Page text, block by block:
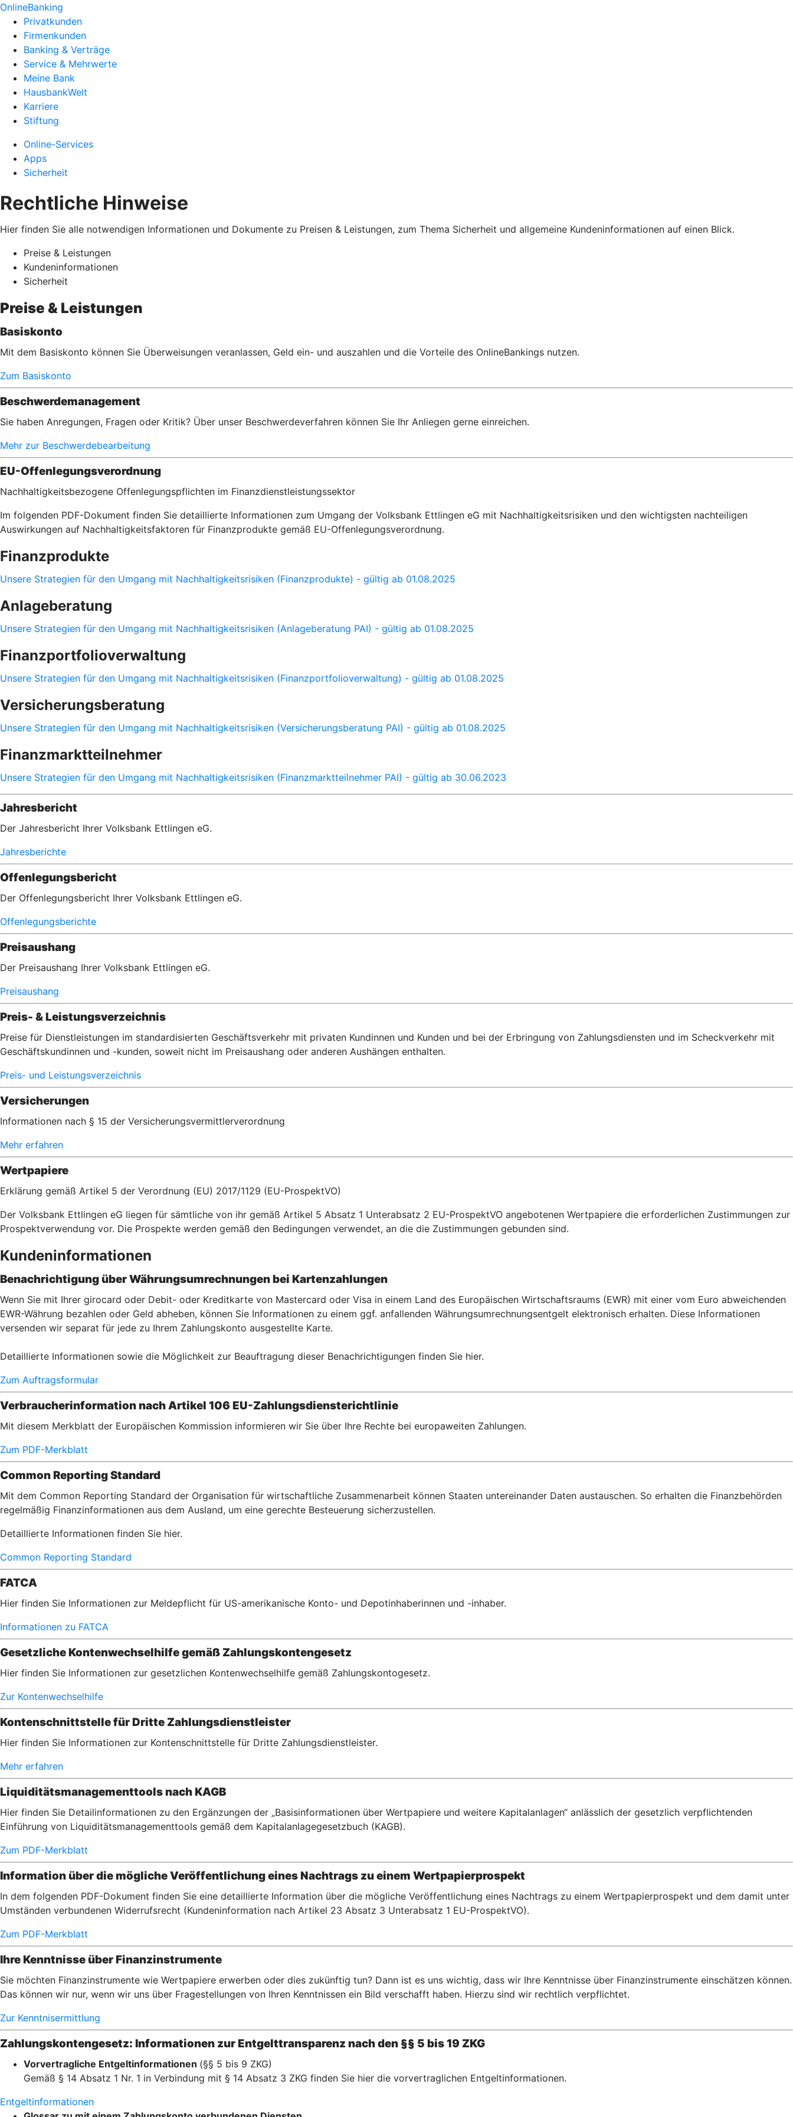
OnlineBanking
Privatkunden
Firmenkunden
Banking & Verträge
Service & Mehrwerte
Meine Bank
HausbankWelt
Karriere
Stiftung
Online-Services
Apps
Sicherheit
Rechtliche Hinweise
Hier finden Sie alle notwendigen Informationen und Dokumente zu Preisen & Leistungen, zum Thema Sicherheit und allgemeine Kundeninformationen auf einen Blick.
Preise & Leistungen
Kundeninformationen
Sicherheit
Preise & Leistungen
Basiskonto
Mit dem Basiskonto können Sie Überweisungen veranlassen, Geld ein- und auszahlen und die Vorteile des OnlineBankings nutzen.
Zum Basiskonto
Beschwerdemanagement
Sie haben Anregungen, Fragen oder Kritik? Über unser Beschwerdeverfahren können Sie Ihr Anliegen gerne einreichen.
Mehr zur Beschwerdebearbeitung
EU-Offenlegungsverordnung
Nachhaltigkeitsbezogene Offenlegungspflichten im Finanzdienstleistungssektor
Im folgenden PDF-Dokument finden Sie detaillierte Informationen zum Umgang der Volksbank Ettlingen eG mit Nachhaltigkeitsrisiken und den wichtigsten nachteiligen
Auswirkungen auf Nachhaltigkeitsfaktoren für Finanzprodukte gemäß EU-Offenlegungsverordnung.
Finanzprodukte
Unsere Strategien für den Umgang mit Nachhaltigkeitsrisiken (Finanzprodukte) - gültig ab 01.08.2025
Anlageberatung
Unsere Strategien für den Umgang mit Nachhaltigkeitsrisiken (Anlageberatung PAI) - gültig ab 01.08.2025
Finanzportfolioverwaltung
Unsere Strategien für den Umgang mit Nachhaltigkeitsrisiken (Finanzportfolioverwaltung) - gültig ab 01.08.2025
Versicherungsberatung
Unsere Strategien für den Umgang mit Nachhaltigkeitsrisiken (Versicherungsberatung PAI) - gültig ab 01.08.2025
Finanzmarktteilnehmer
Unsere Strategien für den Umgang mit Nachhaltigkeitsrisiken (Finanzmarktteilnehmer PAI) - gültig ab 30.06.2023
Jahresbericht
Der Jahresbericht Ihrer Volksbank Ettlingen eG.
Jahresberichte
Offenlegungsbericht
Der Offenlegungsbericht Ihrer Volksbank Ettlingen eG.
Offenlegungsberichte
Preisaushang
Der Preisaushang Ihrer Volksbank Ettlingen eG.
Preisaushang
Preis- & Leistungsverzeichnis
Preise für Dienstleistungen im standardisierten Geschäftsverkehr mit privaten Kundinnen und Kunden und bei der Erbringung von Zahlungsdiensten und im Scheckverkehr mit
Geschäftskundinnen und -kunden, soweit nicht im Preisaushang oder anderen Aushängen enthalten.
Preis- und Leistungsverzeichnis
Versicherungen
Informationen nach § 15 der Versicherungsvermittlerverordnung
Mehr erfahren
Wertpapiere
Erklärung gemäß Artikel 5 der Verordnung (EU) 2017/1129 (EU-ProspektVO)
Der Volksbank Ettlingen eG liegen für sämtliche von ihr gemäß Artikel 5 Absatz 1 Unterabsatz 2 EU-ProspektVO angebotenen Wertpapiere die erforderlichen Zustimmungen zur
Prospektverwendung vor. Die Prospekte werden gemäß den Bedingungen verwendet, an die die Zustimmungen gebunden sind.
Kundeninformationen
Benachrichtigung über Währungsumrechnungen bei Kartenzahlungen
Wenn Sie mit Ihrer girocard oder Debit- oder Kreditkarte von Mastercard oder Visa in einem Land des Europäischen Wirtschaftsraums (EWR) mit einer vom Euro abweichenden
EWR-Währung bezahlen oder Geld abheben, können Sie Informationen zu einem ggf. anfallenden Währungsumrechnungsentgelt elektronisch erhalten. Diese Informationen
versenden wir separat für jede zu Ihrem Zahlungskonto ausgestellte Karte.
Detaillierte Informationen sowie die Möglichkeit zur Beauftragung dieser Benachrichtigungen finden Sie hier.
Zum Auftragsformular
Verbraucherinformation nach Artikel 106 EU-Zahlungsdiensterichtlinie
Mit diesem Merkblatt der Europäischen Kommission informieren wir Sie über Ihre Rechte bei europaweiten Zahlungen.
Zum PDF-Merkblatt
Common Reporting Standard
Mit dem Common Reporting Standard der Organisation für wirtschaftliche Zusammenarbeit können Staaten untereinander Daten austauschen. So erhalten die Finanzbehörden
regelmäßig Finanzinformationen aus dem Ausland, um eine gerechte Besteuerung sicherzustellen.
Detaillierte Informationen finden Sie hier.
Common Reporting Standard
FATCA
Hier finden Sie Informationen zur Meldepflicht für US-amerikanische Konto- und Depotinhaberinnen und -inhaber.
Informationen zu FATCA
Gesetzliche Kontenwechselhilfe gemäß Zahlungskontengesetz
Hier finden Sie Informationen zur gesetzlichen Kontenwechselhilfe gemäß Zahlungskontogesetz.
Zur Kontenwechselhilfe
Kontenschnittstelle für Dritte Zahlungsdienstleister
Hier finden Sie Informationen zur Kontenschnittstelle für Dritte Zahlungsdienstleister.
Mehr erfahren
Liquiditätsmanagementtools nach KAGB
Hier finden Sie Detailinformationen zu den Ergänzungen der „Basisinformationen über Wertpapiere und weitere Kapitalanlagen“ anlässlich der gesetzlich verpflichtenden
Einführung von Liquiditätsmanagementtools gemäß dem Kapitalanlagegesetzbuch (KAGB).
Zum PDF-Merkblatt
Information über die mögliche Veröffentlichung eines Nachtrags zu einem Wertpapierprospekt
In dem folgenden PDF-Dokument finden Sie eine detaillierte Information über die mögliche Veröffentlichung eines Nachtrags zu einem Wertpapierprospekt und dem damit unter
Umständen verbundenen Widerrufsrecht (Kundeninformation nach Artikel 23 Absatz 3 Unterabsatz 1 EU-ProspektVO).
Zum PDF-Merkblatt
Ihre Kenntnisse über Finanzinstrumente
Sie möchten Finanzinstrumente wie Wertpapiere erwerben oder dies zukünftig tun? Dann ist es uns wichtig, dass wir Ihre Kenntnisse über Finanzinstrumente einschätzen können.
Das können wir nur, wenn wir uns über Fragestellungen von Ihren Kenntnissen ein Bild verschafft haben. Hierzu sind wir rechtlich verpflichtet.
Zur Kenntnisermittlung
Zahlungskontengesetz: Informationen zur Entgelttransparenz nach den §§ 5 bis 19 ZKG
Vorvertragliche Entgeltinformationen (§§ 5 bis 9 ZKG)
Gemäß § 14 Absatz 1 Nr. 1 in Verbindung mit § 14 Absatz 3 ZKG finden Sie hier die vorvertraglichen Entgeltinformationen.
Entgeltinformationen